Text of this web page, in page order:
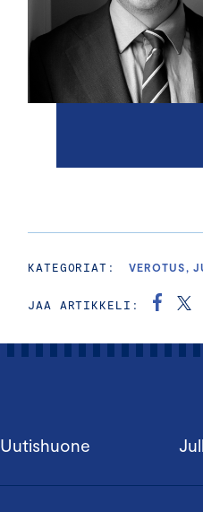
KATEGORIAT: VEROTUS,
JAA ARTIKKELI:
Uutishuone